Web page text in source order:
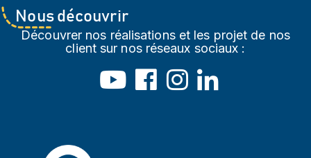
Nous découvrir
Découvrer nos réalisations et les projet de nos
client sur nos réseaux sociaux :